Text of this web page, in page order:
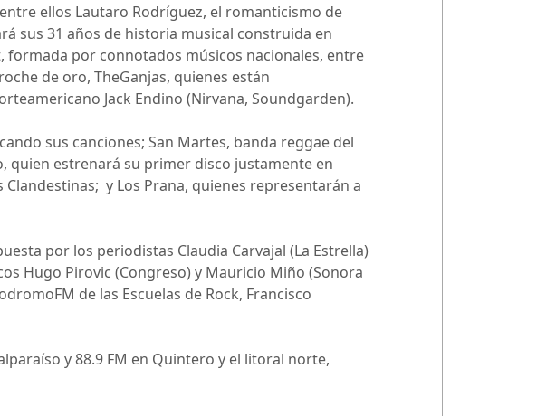
ellos Lautaro Rodríguez, el romanticismo de
sus 31 años de historia musical construida en
formada por connotados músicos nacionales, entre
de oro, TheGanjas, quienes están
Jack Endino (Nirvana, Soundgarden).
sus canciones; San Martes, banda reggae del
quien estrenará su primer disco justamente en
y Los Prana, quienes representarán a
por los periodistas Claudia Carvajal (La Estrella)
Hugo Pirovic (Congreso) y Mauricio Miño (Sonora
de las Escuelas de Rock, Francisco
y 88.9 FM en Quintero y el litoral norte,